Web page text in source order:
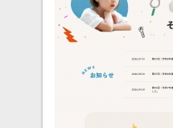
5张日本音更电设！
企业展示